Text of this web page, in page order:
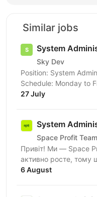
Similar jobs
System
Sky Dev
Position: System
Schedule: Monday to
Perk: Every Friday –
27 July
System
Space Profit Team
Привіт! Ми — Space Profit Team, команда, яка
активно росте, тому
Administrator —
6 August